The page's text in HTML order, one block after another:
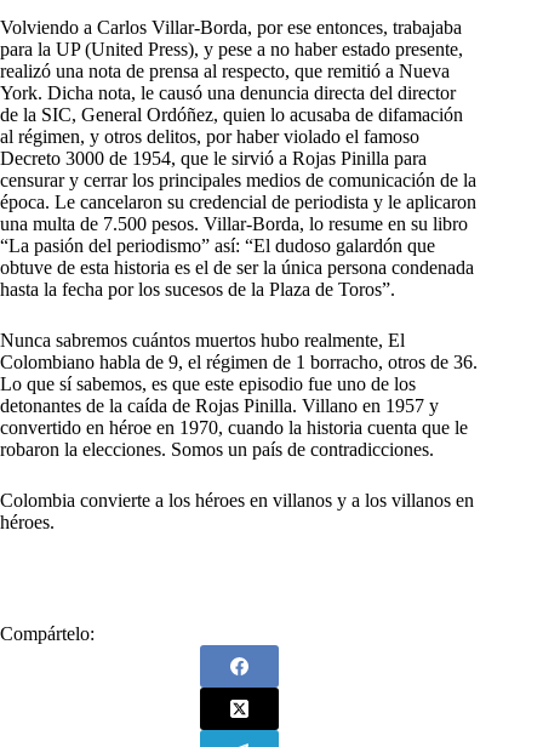
Volviendo a Carlos Villar-Borda, por ese entonces, trabajaba
para la UP (United Press), y pese a no haber estado presente,
realizó una nota de prensa al respecto, que remitió a Nueva
York. Dicha nota, le causó una denuncia directa del director
de la SIC, General Ordóñez, quien lo acusaba de difamación
al régimen, y otros delitos, por haber violado el famoso
Decreto 3000 de 1954, que le sirvió a Rojas Pinilla para
censurar y cerrar los principales medios de comunicación de la
época. Le cancelaron su credencial de periodista y le aplicaron
una multa de 7.500 pesos. Villar-Borda, lo resume en su libro
“La pasión del periodismo” así: “El dudoso galardón que
obtuve de esta historia es el de ser la única persona condenada
hasta la fecha por los sucesos de la Plaza de Toros”.
Nunca sabremos cuántos muertos hubo realmente, El
Colombiano habla de 9, el régimen de 1 borracho, otros de 36.
Lo que sí sabemos, es que este episodio fue uno de los
detonantes de la caída de Rojas Pinilla. Villano en 1957 y
convertido en héroe en 1970, cuando la historia cuenta que le
robaron la elecciones. Somos un país de contradicciones.
Colombia convierte a los héroes en villanos y a los villanos en
héroes.
Compártelo: